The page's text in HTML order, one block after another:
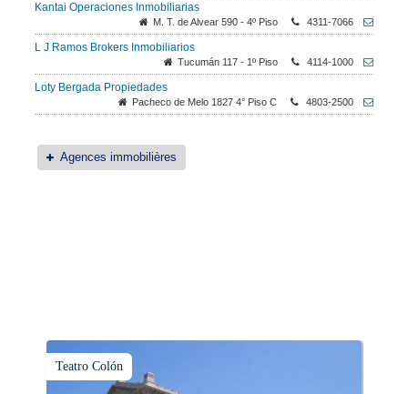
Kantai Operaciones Inmobiliarias
M. T. de Alvear 590 - 4º Piso 4311-7066
L J Ramos Brokers Inmobiliarios
Tucumán 117 - 1º Piso 4114-1000
Loty Bergada Propiedades
Pacheco de Melo 1827 4° Piso C 4803-2500
Agences immobilières
Teatro Colón